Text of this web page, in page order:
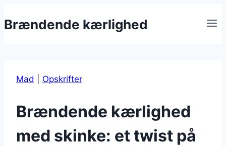
til
Brændende kærlighed
Mad Opskrifter
Brændende kærlighed
med skinke: et twist på